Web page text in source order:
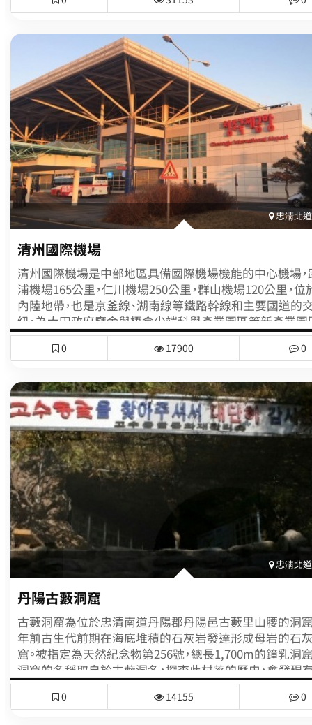
鐳元素，屬弱鹼性溫泉。其溫泉水質不但優良、水量充沛，
的效果，以及對於皮膚美容保養，效果更是絕佳。這裡受
因不僅只是水質超然，周邊更是林立各式別具特色風味
館，因而深受遊客們的喜愛。當地包括溫陽觀光飯店、溫
飯店、溫陽皇宮飯店、Interpark觀光飯店、新韓觀光飯店
家大型飯店，以及超過120間的溫泉旅館全部都是使用天
水，就此成為韓國首屈一指的溫泉觀光地區。
忠淸北
清州國際機場
清州國際機場是中部地區具備國際機場機能的中心機場，
浦機場165公里，仁川機場250公里，群山機場120公里，位
內陸地帶，也是京釜線、湖南線等鐵路幹線和主要國道的
紐。為大田政府廳舍與梧倉尖端科學產業園區等新產業園
都圈交通連結的重要物流基地，在地政學上佔據有利的地
0 17900 0
忠淸北
丹陽古藪洞窟
古藪洞窟為位於忠清南道丹陽郡丹陽邑古藪里山腰的洞
年前古生代前期在海底堆積的石灰岩發達形成母岩的石
窟。被指定為天然紀念物第256號，總長1,700m的鐘乳洞
洞窟的名稱取自於古藪洞名，探查此村落的歷史，會發現
辰倭亂相關的傳說。「離開漢陽，踏上避難之旅的密陽朴氏
其中弟弟定居於清州，而哥哥為尋找安息之地而徘徊於山
0 14155 0